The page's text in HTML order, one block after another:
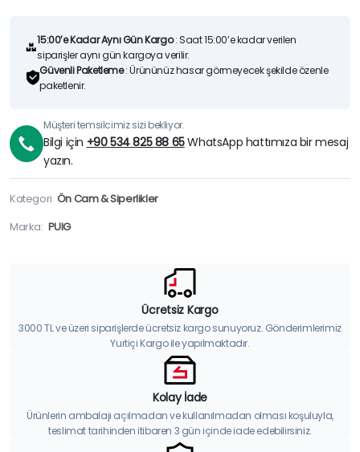
15:00’e Kadar Aynı Gün Kargo: Saat 15:00’e kadar verilen
siparişler aynı gün kargoya verilir.
Güvenli Paketleme: Ürününüz hasar görmeyecek şekilde özenle
paketlenir.
Müşteri temsilcimiz sizi bekliyor.
Bilgi için +90 534 825 88 65WhatsApp hattımıza bir mesaj
yazın.
Kategori Ön Cam & Siperlikler
Marka: PUIG
Ücretsiz Kargo
3000 TL ve üzeri siparişlerde ücretsiz kargo sunuyoruz. Gönderimlerimiz
Yurtiçi Kargo ile yapılmaktadır.
Kolay İade
Ürünlerin ambalajı açılmadan ve kullanılmadan olması koşuluyla,
teslimat tarihinden itibaren 3 gün içinde iade edebilirsiniz.